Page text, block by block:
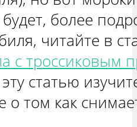
более
читайте в
с троссиковым
статью
о том как